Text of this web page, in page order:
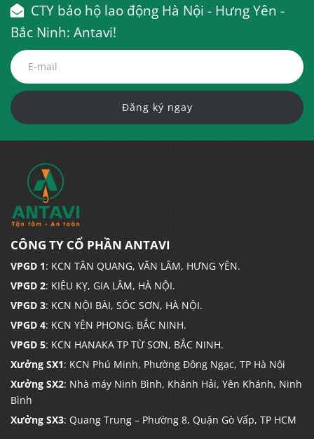
CTY bảo hộ lao động Hà Nội - Hưng Yên -
Bắc Ninh: Antavi!
Đăng ký ngay
CÔNG TY CỔ PHẦN ANTAVI
VPGD 1: KCN TÂN QUANG, VĂN LÂM, HƯNG YÊN.
VPGD 2: KIÊU KỴ, GIA LÂM, HÀ NỘI.
VPGD 3: KCN NỘI BÀI, SÓC SƠN, HÀ NỘI.
VPGD 4: KCN YÊN PHONG, BẮC NINH.
VPGD 5: KCN HANAKA TP TỪ SƠN, BẮC NINH.
Xưởng SX1: KCN Phú Minh, Phường Đông Ngạc, TP Hà Nội
Xưởng SX2: Nhà máy Ninh Bình, Khánh Hải, Yên Khánh, Ninh
Bình
Xưởng SX3: Quang Trung – Phường 8, Quận Gò Vấp, TP HCM